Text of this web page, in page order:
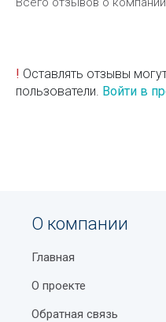
! Оставлять отзывы
пользователи. Войти в
О компании
Главная
О проекте
Обратная связь